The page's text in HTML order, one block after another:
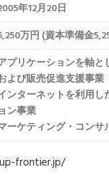
年12月20日
万円 (資本準備金
プリケーションを軸と
よび販売促進支援事業
ンターネットを利用し
ョン事業
ーケティング・コンサ
frontier.jp/